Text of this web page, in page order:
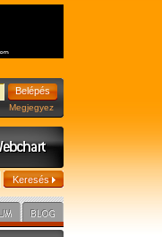
Megjegyez